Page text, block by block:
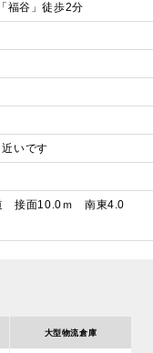
福谷」徒歩2分
いです
接面10.0ｍ 南東4.0
大型物流倉庫